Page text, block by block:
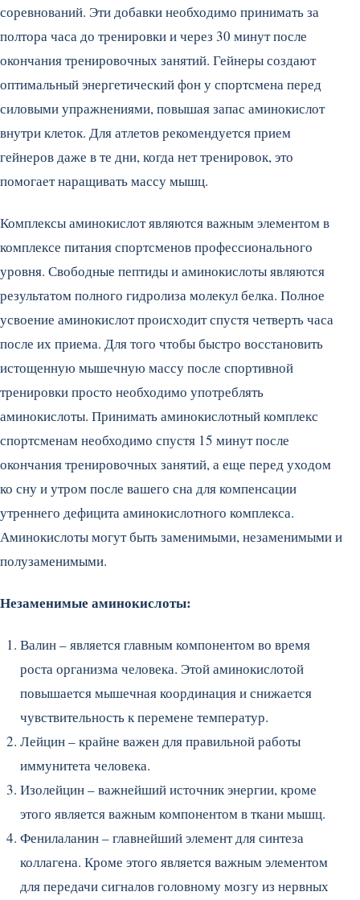
соревнований. Эти добавки необходимо принимать за
полтора часа до тренировки и через 30 минут после
окончания тренировочных занятий. Гейнеры создают
оптимальный энергетический фон у спортсмена перед
силовыми упражнениями, повышая запас аминокислот
внутри клеток. Для атлетов рекомендуется прием
гейнеров даже в те дни, когда нет тренировок, это
помогает наращивать массу мышц.
Комплексы аминокислот являются важным элементом в
комплексе питания спортсменов профессионального
уровня. Свободные пептиды и аминокислоты являются
результатом полного гидролиза молекул белка. Полное
усвоение аминокислот происходит спустя четверть часа
после их приема. Для того чтобы быстро восстановить
истощенную мышечную массу после спортивной
тренировки просто необходимо употреблять
аминокислоты. Принимать аминокислотный комплекс
спортсменам необходимо спустя 15 минут после
окончания тренировочных занятий, а еще перед уходом
ко сну и утром после вашего сна для компенсации
утреннего дефицита аминокислотного комплекса.
Аминокислоты могут быть заменимыми, незаменимыми и
полузаменимыми.
Незаменимые аминокислоты:
Валин – является главным компонентом во время
роста организма человека. Этой аминокислотой
повышается мышечная координация и снижается
чувствительность к перемене температур.
Лейцин – крайне важен для правильной работы
иммунитета человека.
Изолейцин – важнейший источник энергии, кроме
этого является важным компонентом в ткани мышц.
Фенилаланин – главнейший элемент для синтеза
коллагена. Кроме этого является важным элементом
для передачи сигналов головному мозгу из нервных